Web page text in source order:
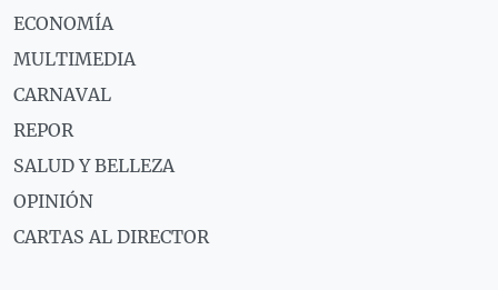
ECONOMÍA
MULTIMEDIA
CARNAVAL
REPOR
SALUD Y BELLEZA
OPINIÓN
CARTAS AL DIRECTOR